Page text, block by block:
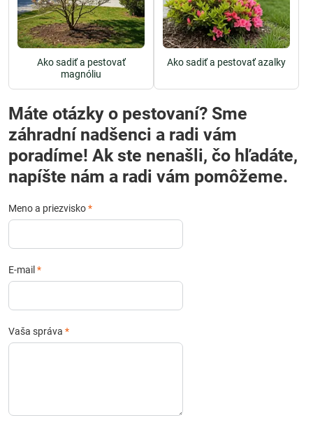
Ako sadiť a pestovať
magnóliu
Ako sadiť a pestovať azalky
Máte otázky o pestovaní? Sme
záhradní nadšenci a radi vám
poradíme! Ak ste nenašli, čo hľadáte,
napíšte nám a radi vám pomôžeme.
Meno a priezvisko*
E-mail *
Vaša správa *